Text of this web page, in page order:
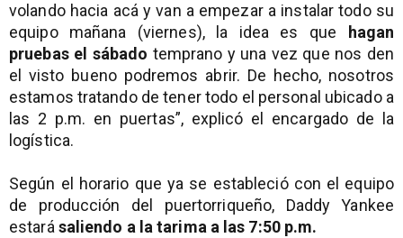
volando hacia acá y van a empezar a instalar todo su
equipo mañana (viernes), la idea es que
hagan
pruebas el sábado temprano y una vez que nos den
el visto bueno podremos abrir. De hecho, nosotros
estamos tratando de tener todo el personal ubicado a
las 2 p.m. en puertas”, explicó el encargado de la
logística.
Según el horario que ya se estableció con el equipo
de producción del puertorriqueño, Daddy Yankee
estarásaliendo a la tarima a las 7:50 p.m.